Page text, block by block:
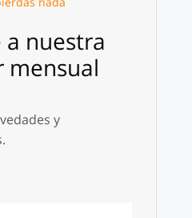
a nuestra
mensual
y